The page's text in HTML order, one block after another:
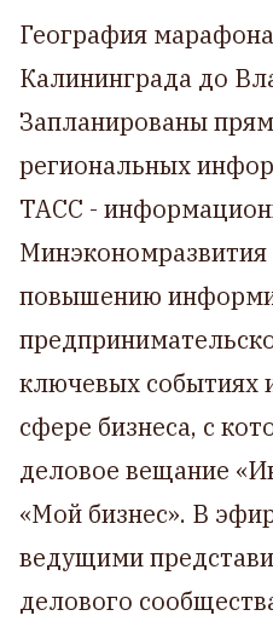
География
Калининграда до
Запланированы
региональных
ТАСС -
Минэкономразвития
повышению
ключевых событиях
сфере бизнеса, с
деловое вещание
«Мой бизнес». В
ведущими
делового